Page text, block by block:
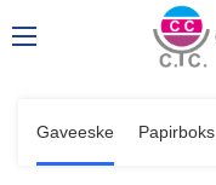
Gaveeske Papirboks